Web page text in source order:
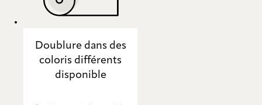
Doublure dans des
coloris différents
disponible